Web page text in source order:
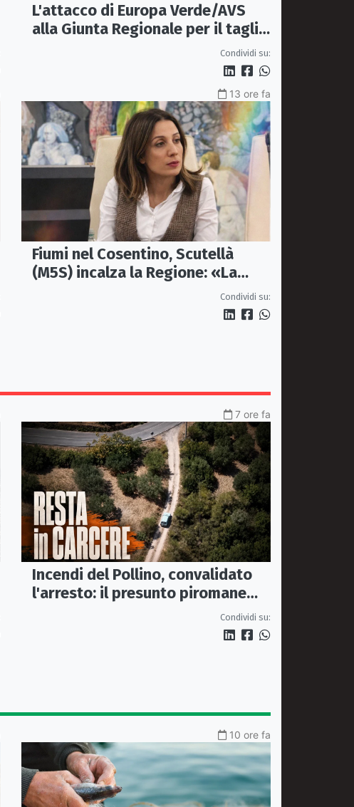
L'attacco di Europa Verde/AVS
alla Giunta Regionale per il taglio
del'emodinamica di RossanoCondividi su:
13 ore fa
Fiumi nel Cosentino, Scutellà
(M5S) incalza la Regione: «La
prevenzione si faccia prima delle
Condividi su:
7 ore fa
Incendi del Pollino, convalidato
l'arresto: il presunto piromane
Condividi su:
10 ore fa